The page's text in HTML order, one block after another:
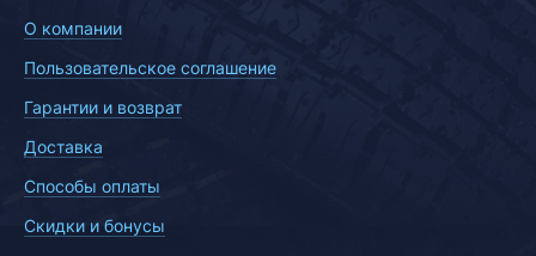
О компании
Пользовательское соглашение
Гарантии и возврат
Доставка
Способы оплаты
Скидки и бонусы